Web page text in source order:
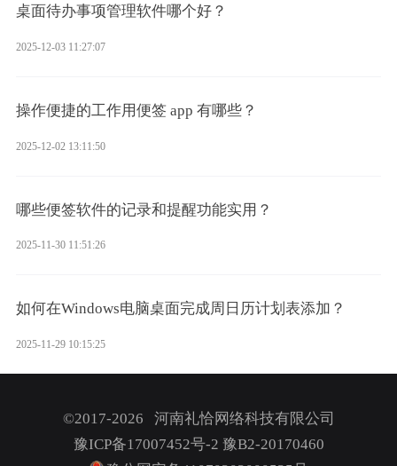
桌面待办事项管理软件哪个好？
2025-12-03 11:27:07
操作便捷的工作用便签 app 有哪些？
2025-12-02 13:11:50
哪些便签软件的记录和提醒功能实用？
2025-11-30 11:51:26
如何在Windows电脑桌面完成周日历计划表添加？
2025-11-29 10:15:25
©2017-2026 河南礼恰网络科技有限公司
豫ICP备17007452号-2 豫B2-20170460